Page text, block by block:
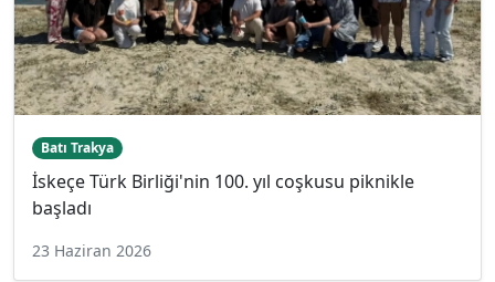
Batı Trakya
İskeçe Türk Birliği'nin 100. yıl coşkusu piknikle
başladı
23 Haziran 2026